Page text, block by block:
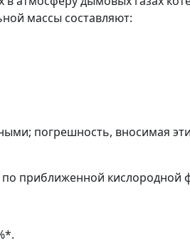
массы составляют:
погрешность, вносимая
по приближенной кислородной